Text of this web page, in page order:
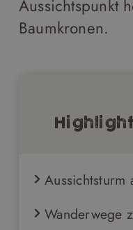
Aussichtspunkt
Baumkronen.
Aussichtsturm
Wanderwege